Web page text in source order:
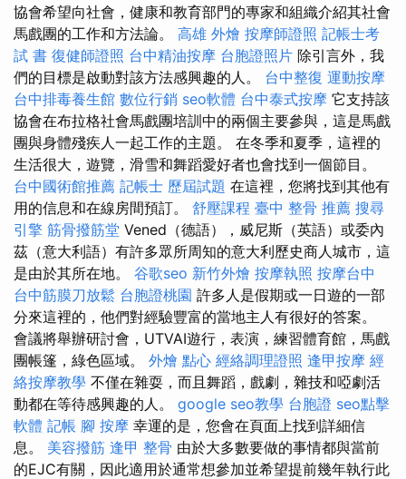
協會希望向社會，健康和教育部門的專家和組織介紹其社會
馬戲團的工作和方法論。 高雄 外燴 按摩師證照 記帳士考
試 書 復健師證照 台中精油按摩 台胞證照片 除引言外，我
們的目標是啟動對該方法感興趣的人。 台中整復 運動按摩
台中排毒養生館 數位行銷 seo軟體 台中泰式按摩 它支持該
協會在布拉格社會馬戲團培訓中的兩個主要參與，這是馬戲
團與身體殘疾人一起工作的主題。 在冬季和夏季，這裡的
生活很大，遊覽，滑雪和舞蹈愛好者也會找到一個節目。
台中國術館推薦 記帳士 歷屆試題 在這裡，您將找到其他有
用的信息和在線房間預訂。 舒壓課程 臺中 整骨 推薦 搜尋
引擎 筋骨撥筋堂 Vened（德語），威尼斯（英語）或委內
茲（意大利語）有許多眾所周知的意大利歷史商人城市，這
是由於其所在地。 谷歌seo 新竹外燴 按摩執照 按摩台中
台中筋膜刀放鬆 台胞證桃園 許多人是假期或一日遊的一部
分來這裡的，他們對經驗豐富的當地主人有很好的答案。
會議將舉辦研討會，UTVAI遊行，表演，練習體育館，馬戲
團帳篷，綠色區域。 外燴 點心 經絡調理證照 逢甲按摩 經
絡按摩教學 不僅在雜耍，而且舞蹈，戲劇，雜技和啞劇活
動都在等待感興趣的人。 google seo教學 台胞證 seo點擊
軟體 記帳 腳 按摩 幸運的是，您會在頁面上找到詳細信
息。 美容撥筋 逢甲 整骨 由於大多數要做的事情都與當前
的EJC有關，因此適用於通常想參加並希望提前幾年執行此